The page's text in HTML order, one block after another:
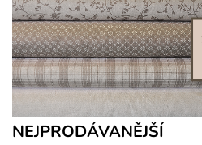
NEJPRODÁVANĚJŠÍ